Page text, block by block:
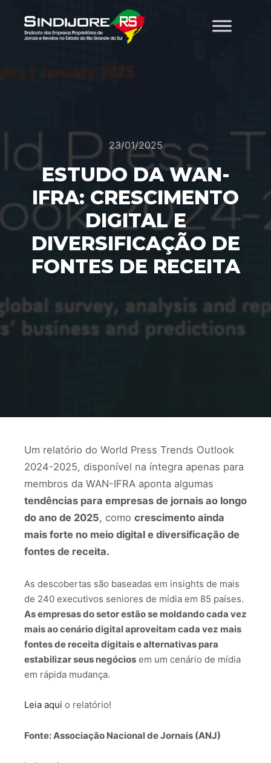
23/01/2025
ESTUDO DA WAN-
IFRA: CRESCIMENTO
DIGITAL E
DIVERSIFICAÇÃO DE
FONTES DE RECEITA
Um relatório do World Press Trends Outlook
2024-2025, disponível na íntegra apenas para
membros da WAN-IFRA aponta algumas
tendências para empresas de jornais ao longo
do ano de 2025, como crescimento ainda
mais forte no meio digital e diversificação de
fontes de receita.
As descobertas são baseadas em insights de mais
de 240 executivos seniores de mídia em 85 países.
As empresas do setor estão se moldando cada vez
mais ao cenário digital aproveitam cada vez mais
fontes de receita digitais e alternativas para
estabilizar seus negócios em um cenário de mídia
em rápida mudança.
Leia aqui o relatório!
Fonte: Associação Nacional de Jornais (ANJ)